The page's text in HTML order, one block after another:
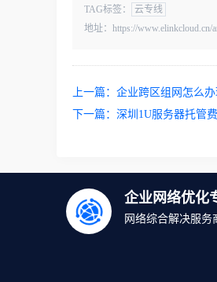
TAG标签：
云专线
地址：https://www.elinkcloud.cn/
上一篇： 企业跨区组网怎么办
下一篇： 深圳1U服务器托管
企业网络优化
网络综合解决服务